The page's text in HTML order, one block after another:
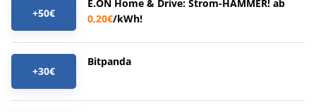
+50€
E.ON Home & Drive: Strom-HAMMER! ab
0,20€/kWh!
+30€
Bitpanda